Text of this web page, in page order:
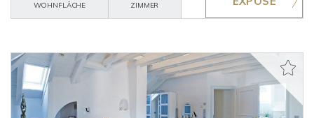
WOHNFLÄCHE
ZIMMER